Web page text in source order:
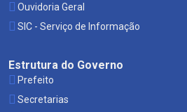
Ouvidoria Geral
SIC - Serviço de Informação
Estrutura do Governo
Prefeito
Secretarias